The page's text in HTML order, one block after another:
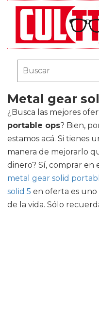
Metal gear
¿Busca las mejores
portable ops? Bien,
estamos acá. Si tienes
manera de mejorarlo
dinero? Sí, comprar en
metal gear solid
solid 5 en oferta es uno
de la vida. Sólo